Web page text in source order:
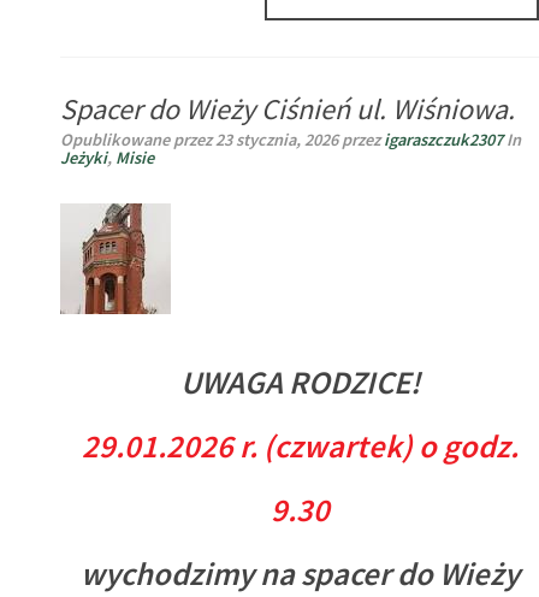
WE
Spacer do Wieży Ciśnień ul. Wiśniowa.
Opublikowane przez23 stycznia, 2026 przezigaraszczuk2307In
Jeżyki, Misie
UWAGA RODZICE!
29.01.2026 r. (czwartek) o godz.
9.30
wychodzimy na spacer do Wieży